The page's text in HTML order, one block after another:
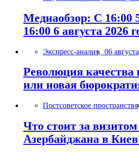
Медиаобзор: С 16:00
16:00 6 августа 2026
Экспресс-анализ, 06
Революция качества
или новая
Постсоветское
Что стоит за
Азербайджана в